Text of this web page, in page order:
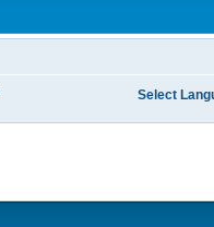
Select